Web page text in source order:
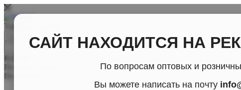
САЙТ НАХОДИТСЯ НА
По вопросам оптовых и
Вы можете написать на почту
Товары для дома
Каталог
По всему сайту
По каталогу